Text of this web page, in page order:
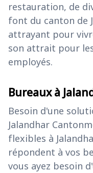
restauration, de
font du canton de
attrayant pour
son attrait pour
employés.
Bureaux à
Besoin d'une
Jalandhar
flexibles à
répondent à vos
vous ayez besoin